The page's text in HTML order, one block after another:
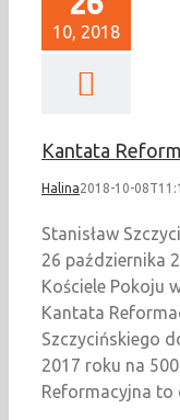
10, 2018
Kantata
Halina2018-10-
Stanisław
26 października
Kościele Pokoju
Kantata
Szczycińskiego
2017 roku na
Reformacyjna to